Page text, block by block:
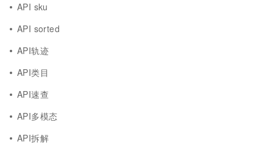
API sku
API sorted
API轨迹
API类目
API速查
API多模态
API拆解